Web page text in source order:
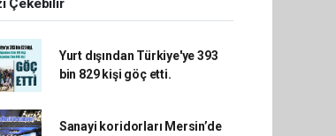
Çekebilir
Yurt dışından Türkiye'ye 393
bin 829 kişi göç etti.
Sanayi koridorları Mersin’de